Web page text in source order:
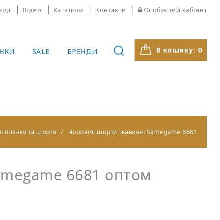
Відео Каталоги Контакти Особистий кабінет
В кошику: 0
SALE БРЕНДИ
плавки та шорти Чоловічі шорти тканинні Samegame 6681
6681 оптом